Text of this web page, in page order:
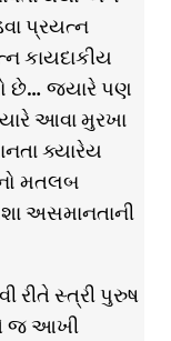
પ્રયત્ન
કાયદાકીય
છે… જ્યારે પણ
આવા મુરખા
ક્યારેય
મતલબ
અસમાનતાની
રીતે સ્ત્રી પુરુષ
જ આખી